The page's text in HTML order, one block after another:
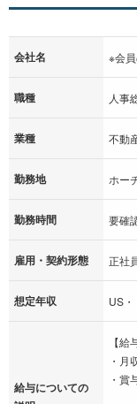
会社名 ※会
職種 人事
業種 不動
勤務地 ホー
勤務時間 要確
雇用・契約形態 正社
想定年収 US
給与についての
【給
・月
・賞